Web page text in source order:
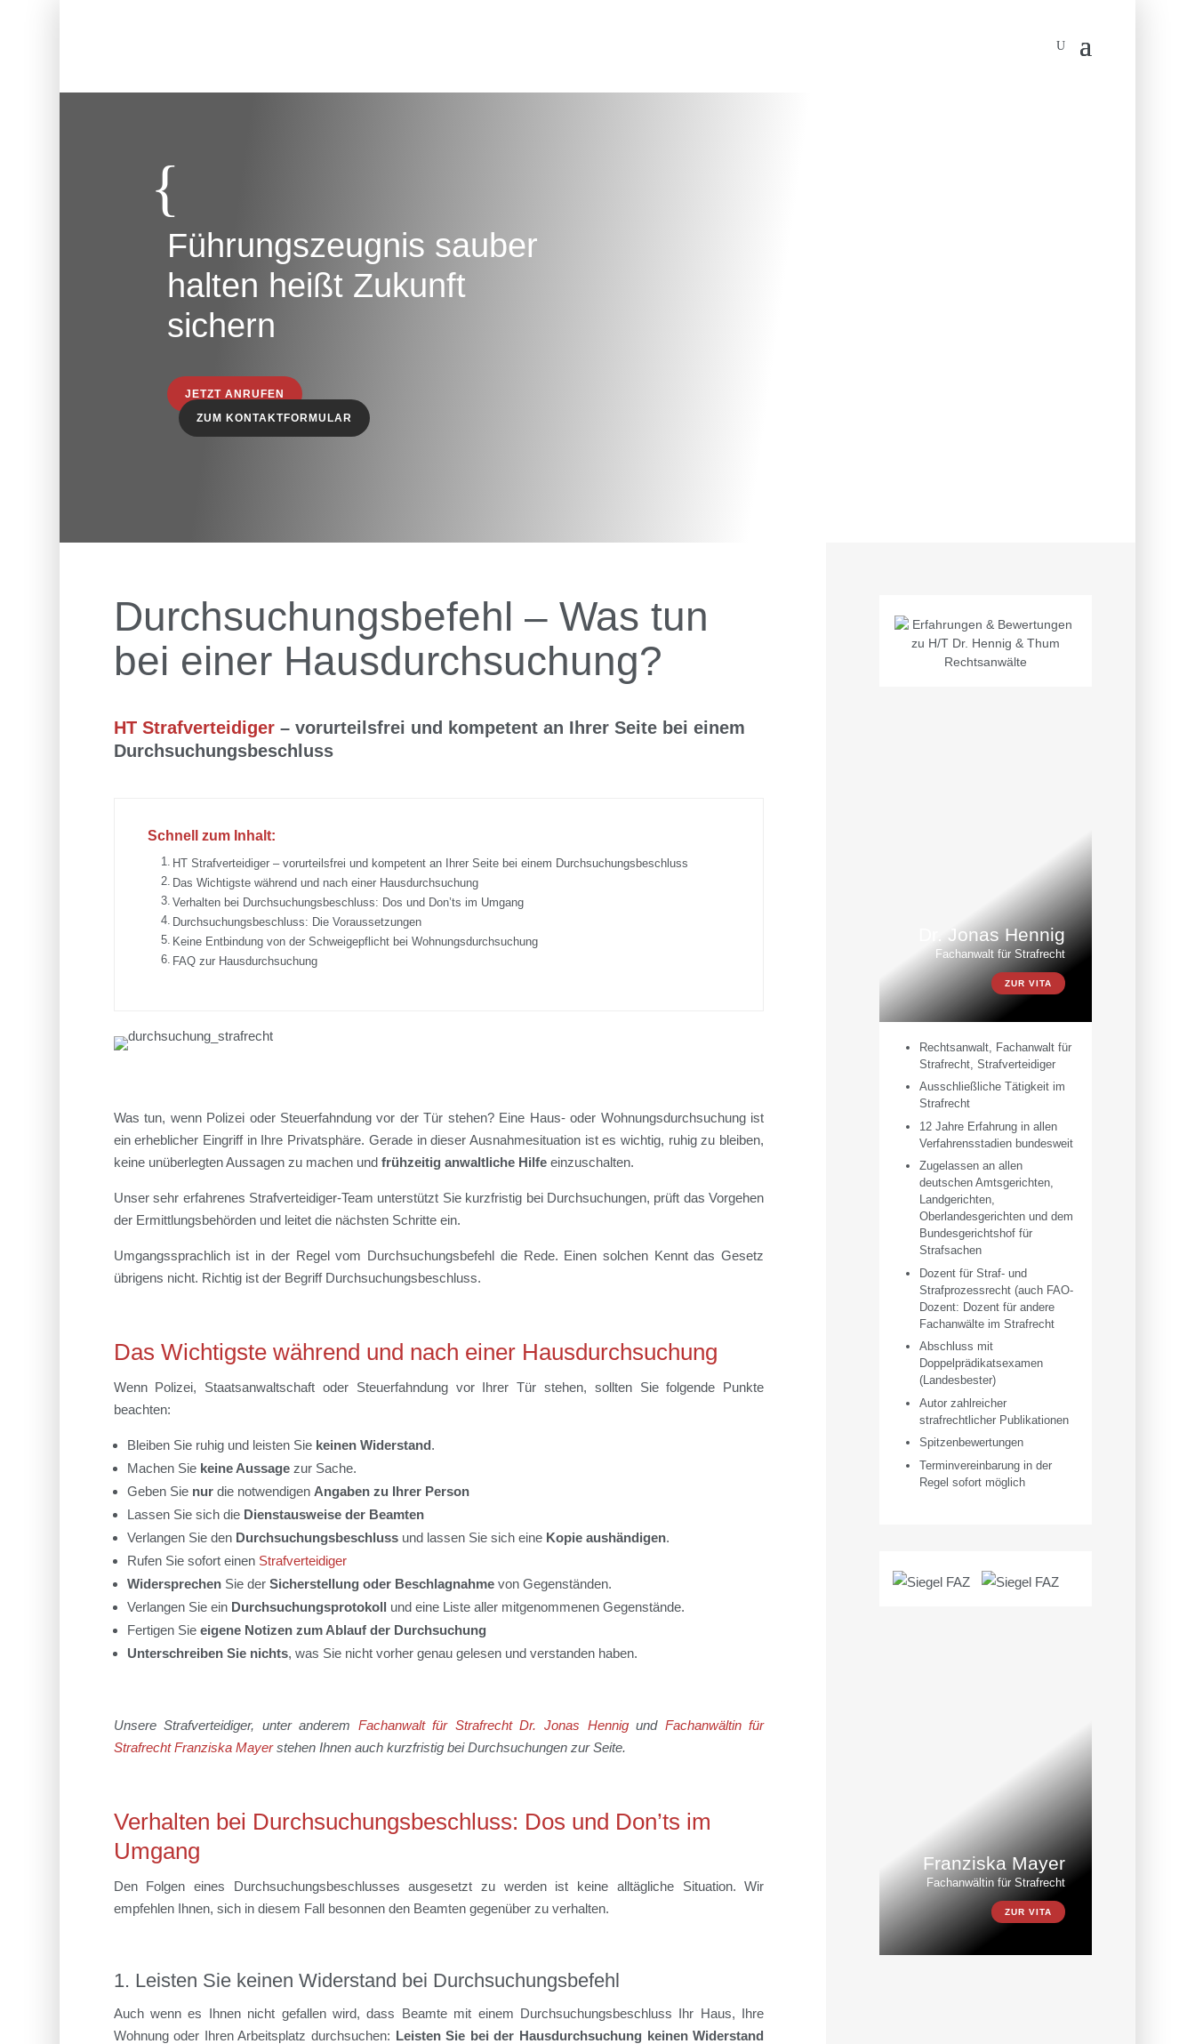
{
Führungszeugnis sauber
halten heißt Zukunft
sichern
JETZT ANRUFEN
ZUM KONTAKTFORMULAR
Durchsuchungsbefehl – Was tun
bei einer Hausdurchsuchung?
HT Strafverteidiger– ​vorurteilsfrei und kompetent an Ihrer Seite bei einem
Durchsuchungsbeschluss
Schnell zum Inhalt:
HT Strafverteidiger – ​vorurteilsfrei und kompetent an Ihrer Seite bei einem Durchsuchungsbeschluss
Das Wichtigste während und nach einer Hausdurchsuchung
Verhalten bei Durchsuchungsbeschluss: Dos und Don’ts im Umgang
Durchsuchungsbeschluss: Die Voraussetzungen
Keine Entbindung von der Schweigepflicht bei Wohnungsdurchsuchung
FAQ zur Hausdurchsuchung
Was tun, wenn Polizei oder Steuerfahndung vor der Tür stehen? Eine Haus- oder Wohnungsdurchsuchung ist
ein erheblicher Eingriff in Ihre Privatsphäre. Gerade in dieser Ausnahmesituation ist es wichtig, ruhig zu bleiben,
keine unüberlegten Aussagen zu machen und frühzeitig anwaltliche Hilfeeinzuschalten.
Unser sehr erfahrenes Strafverteidiger-Team unterstützt Sie kurzfristig bei Durchsuchungen, prüft das Vorgehen
der Ermittlungsbehörden und leitet die nächsten Schritte ein.
Umgangssprachlich ist in der Regel vom Durchsuchungsbefehl die Rede. Einen solchen Kennt das Gesetz
übrigens nicht. Richtig ist der Begriff Durchsuchungsbeschluss.
Das Wichtigste während und nach einer Hausdurchsuchung
Wenn Polizei, Staatsanwaltschaft oder Steuerfahndung vor Ihrer Tür stehen, sollten Sie folgende Punkte
beachten:
Bleiben Sie ruhig und leisten Sie keinen Widerstand.
Machen Sie keine Aussagezur Sache.
Geben Sie nurdie notwendigen Angaben zu Ihrer Person
Lassen Sie sich die Dienstausweise der Beamten
Verlangen Sie den Durchsuchungsbeschlussund lassen Sie sich eine Kopie aushändigen.
Rufen Sie sofort einen Strafverteidiger
WidersprechenSie der Sicherstellung oder Beschlagnahmevon Gegenständen.
Verlangen Sie ein Durchsuchungsprotokoll und eine Liste aller mitgenommenen Gegenstände.
Fertigen Sie eigene Notizen zum Ablauf der Durchsuchung
Unterschreiben Sie nichts, was Sie nicht vorher genau gelesen und verstanden haben.
Unsere Strafverteidiger, unter anderem Fachanwalt für Strafrecht Dr. Jonas Hennigund Fachanwältin für
Strafrecht Franziska Mayerstehen Ihnen auch kurzfristig bei Durchsuchungen zur Seite.
Verhalten bei Durchsuchungsbeschluss: Dos und Don’ts im
Umgang
Den Folgen eines Durchsuchungsbeschlusses ausgesetzt zu werden ist keine alltägliche Situation. Wir
empfehlen Ihnen, sich in diesem Fall besonnen den Beamten gegenüber zu verhalten.
1. Leisten Sie keinen Widerstand bei Durchsuchungsbefehl
Auch wenn es Ihnen nicht gefallen wird, dass Beamte mit einem Durchsuchungsbeschluss Ihr Haus, Ihre
Wohnung oder Ihren Arbeitsplatz durchsuchen: Leisten Sie bei der Hausdurchsuchung keinen Widerstand
Dr. Jonas Hennig
Fachanwalt für Strafrecht
ZUR VITA
Rechtsanwalt, Fachanwalt für
Strafrecht, Strafverteidiger
Ausschließliche Tätigkeit im
Strafrecht
12 Jahre Erfahrung in allen
Verfahrensstadien bundesweit
Zugelassen an allen
deutschen Amtsgerichten,
Landgerichten,
Oberlandesgerichten und dem
Bundesgerichtshof für
Strafsachen
Dozent für Straf- und
Strafprozessrecht (auch FAO-
Dozent: Dozent für andere
Fachanwälte im Strafrecht
Abschluss mit
Doppelprädikatsexamen
(Landesbester)
Autor zahlreicher
strafrechtlicher Publikationen
Spitzenbewertungen
Terminvereinbarung in der
Regel sofort möglich
Franziska Mayer
Fachanwältin für Strafrecht
ZUR VITA